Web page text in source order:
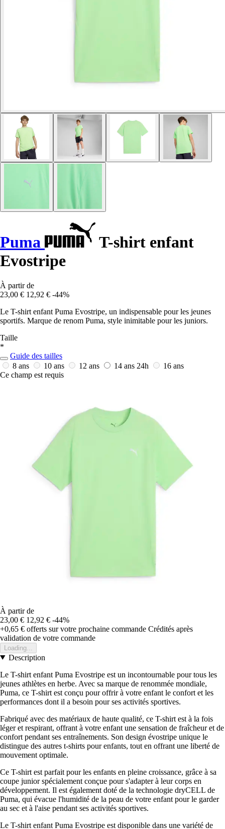
Puma
T-shirt enfant
Evostripe
À partir de
23,00 € 12,92 € -44%
Le T-shirt enfant Puma Evostripe, un indispensable pour les jeunes
sportifs. Marque de renom Puma, style inimitable pour les juniors.
Taille
*
Guide des tailles
8 ans
10 ans 12 ans 14 ans 24h
16 ans
Ce champ est requis
À partir de
23,00 € 12,92 € -44%
+0,65 € offerts sur votre prochaine commande Crédités après
validation de votre commande
Loading...
Description
Le T-shirt enfant Puma Evostripe est un incontournable pour tous les
jeunes athlètes en herbe. Avec sa marque de renommée mondiale,
Puma, ce T-shirt est conçu pour offrir à votre enfant le confort et les
performances dont il a besoin pour ses activités sportives.
Fabriqué avec des matériaux de haute qualité, ce T-shirt est à la fois
léger et respirant, offrant à votre enfant une sensation de fraîcheur et de
confort pendant ses entraînements. Son design évostripe unique le
distingue des autres t-shirts pour enfants, tout en offrant une liberté de
mouvement optimale.
Ce T-shirt est parfait pour les enfants en pleine croissance, grâce à sa
coupe junior spécialement conçue pour s'adapter à leur corps en
développement. Il est également doté de la technologie dryCELL de
Puma, qui évacue l'humidité de la peau de votre enfant pour le garder
au sec et à l'aise pendant ses activités sportives.
Le T-shirt enfant Puma Evostripe est disponible dans une variété de